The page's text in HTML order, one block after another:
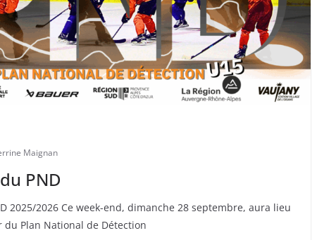
Maignan
PND
2025/2026 Ce week-end, dimanche 28 septembre, aura lieu
Plan National de Détection